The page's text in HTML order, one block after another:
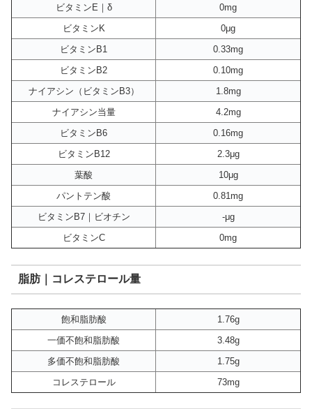
ビタミンE｜δ
0mg
ビタミンK
0μg
ビタミンB1
0.33mg
ビタミンB2
0.10mg
ナイアシン（ビタミンB3）
1.8mg
ナイアシン当量
4.2mg
ビタミンB6
0.16mg
ビタミンB12
2.3μg
葉酸
10μg
パントテン酸
0.81mg
ビタミンB7｜ビオチン
-μg
ビタミンC
0mg
脂肪｜コレステロール量
飽和脂肪酸
1.76g
一価不飽和脂肪酸
3.48g
多価不飽和脂肪酸
1.75g
コレステロール
73mg